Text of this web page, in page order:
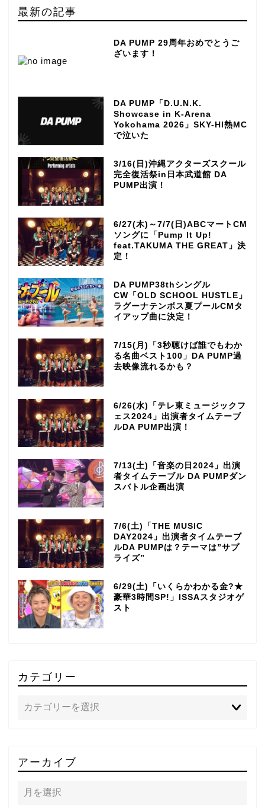
最新の記事
DA PUMP 29周年おめでとうご
ざいます！
DA PUMP「D.U.N.K.
Showcase in K-Arena
Yokohama 2026」SKY-HI熱MC
で泣いた
3/16(日)沖縄アクターズスクール
完全復活祭in日本武道館 DA
PUMP出演！
6/27(木)～7/7(日)ABCマートCM
ソングに「Pump It Up!
feat.TAKUMA THE GREAT」決
定！
DA PUMP38thシングル
CW「OLD SCHOOL HUSTLE」
ラグーナテンボス夏プールCMタ
イアップ曲に決定！
7/15(月)「3秒聴けば誰でもわか
る名曲ベスト100」DA PUMP過
去映像流れるかも？
6/26(水)「テレ東ミュージックフ
ェス2024」出演者タイムテーブ
ルDA PUMP出演！
7/13(土)「音楽の日2024」出演
者タイムテーブル DA PUMPダン
スバトル企画出演
7/6(土)「THE MUSIC
DAY2024」出演者タイムテーブ
ルDA PUMPは？テーマは”サプ
ライズ”
6/29(土)「いくらかわかる金?★
豪華3時間SP!」ISSAスタジオゲ
スト
カテゴリー
アーカイブ